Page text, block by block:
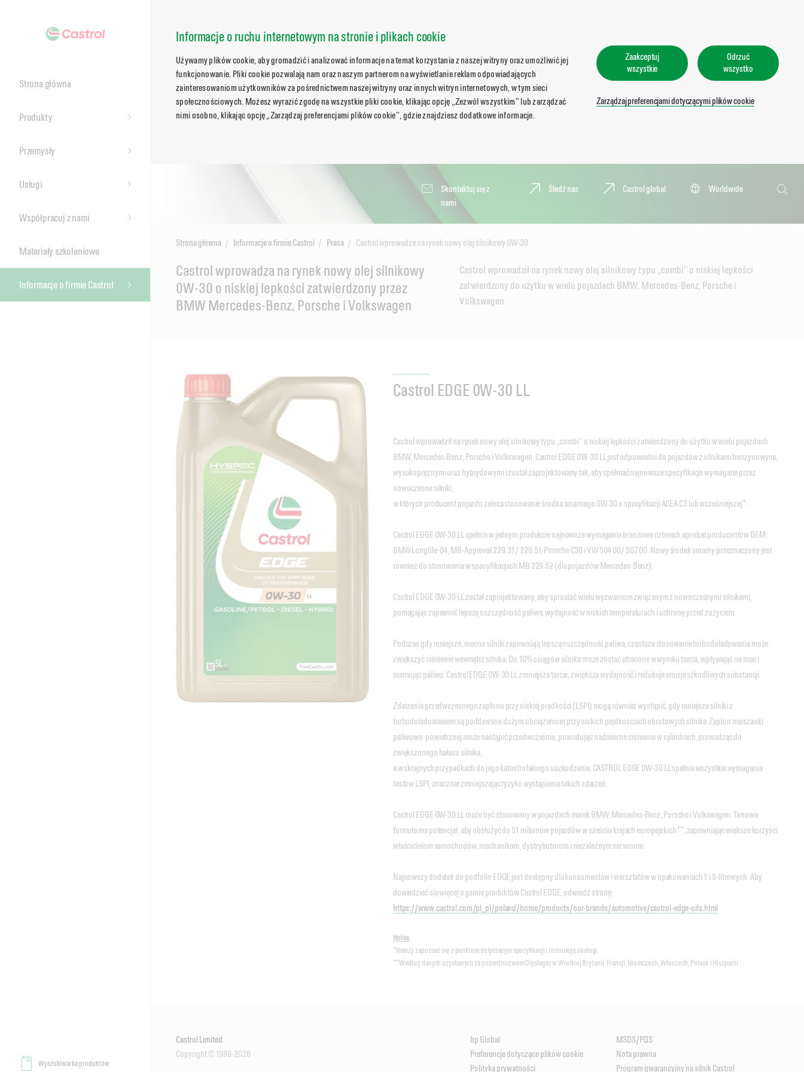
Informacje o ruchu internetowym na stronie i plikach cookie
Używamy plików cookie, aby gromadzić i analizować informacje na temat korzystania z naszej witryny oraz umożliwić jej
funkcjonowanie. Pliki cookie pozwalają nam oraz naszym partnerom na wyświetlanie reklam odpowiadających
zainteresowaniom użytkowników za pośrednictwem naszej witryny oraz innych witryn internetowych, w tym sieci
społecznościowych. Możesz wyrazić zgodę na wszystkie pliki cookie, klikając opcję „Zezwól wszystkim” lub zarządzać
nimi osobno, klikając opcję „Zarządzaj preferencjami plików cookie”, gdzie znajdziesz dodatkowe informacje.
Zaakceptuj
wszystkie
Odrzuć
wszystko
Zarządzaj preferencjami dotyczącymi plików cookie
Skontaktuj się z
nami
Śledź nas Castrol global
Worldwide
Wyszukaj
Strona główna
Produkty
Przemysły
Usługi
Współpracuj z nami
Materiały szkoleniowe
Informacje o firmie Castrol
Wyszukiwarka produktów
Strona główna Informacje o firmie Castrol Prasa Castrol wprowadza na rynek nowy olej silnikowy 0W-30
Content
Castrol wprowadza na rynek nowy olej silnikowy
0W-30 o niskiej lepkości zatwierdzony przez
BMW Mercedes-Benz, Porsche i Volkswagen
Castrol wprowadził na rynek nowy olej silnikowy typu „combi” o niskiej lepkości
zatwierdzony do użytku w wielu pojazdach BMW, Mercedes-Benz, Porsche i
Volkswagen.
Castrol EDGE 0W-30 LL
Castrol wprowadził na rynek nowy olej silnikowy typu „combi” o niskiej lepkości zatwierdzony do użytku w wielu pojazdach
BMW, Mercedes-Benz, Porsche i Volkswagen. Castrol EDGE 0W-30 LL jest odpowiedni do pojazdów z silnikami benzynowymi,
wysokoprężnymi oraz hybrydowymi i został zaprojektowany tak, aby spełniać najnowsze specyfikacje wymagane przez
nowoczesne silniki,
w których producent pojazdu zaleca stosowanie środka smarnego 0W-30 o specyfikacji ACEA C3 lub wcześniejszej*.
Castrol EDGE 0W-30 LL spełnia w jednym produkcie najnowsze wymagania branżowe czterech aprobat producentów OEM:
BMW Longlife-04, MB-Approval 229.31/ 229.51, Porsche C30 i VW 504 00/ 507 00. Nowy środek smarny przeznaczony jest
również do stosowania w specyfikacjach MB 229.52 (dla pojazdów Mercedes-Benz).
Castrol EDGE 0W-30 LL został zaprojektowany, aby sprostać wielu wyzwaniom związanym z nowoczesnymi silnikami,
pomagając zapewnić lepszą oszczędność paliwa, wydajność w niskich temperaturach i ochronę przed zużyciem.
Podczas gdy mniejsze, mocne silniki zapewniają lepszą oszczędność paliwa, częstsze stosowanie turbodoładowania może
zwiększyć ciśnienie wewnątrz silnika. Do 10% osiągów silnika może zostać utracone w wyniku tarcia, wpływając na moc i
marnując paliwo. Castrol EDGE 0W-30 LL zmniejsza tarcie, zwiększa wydajność i redukuje emisję szkodliwych substancji.
Zdarzenia przedwczesnego zapłonu przy niskiej prędkości (LSPI) mogą również wystąpić, gdy mniejsze silniki z
turbodoładowaniem są poddawane dużym obciążeniom przy niskich prędkościach obrotowych silnika. Zapłon mieszanki
paliwowo-powietrznej może nastąpić przedwcześnie, powodując nadmierne ciśnienie w cylindrach, prowadząc do
zwiększonego hałasu silnika,
a w skrajnych przypadkach do jego katastrofalnego uszkodzenia. CASTROL EDGE 0W-30 LL spełnia wszystkie wymagania
testów LSPI, znacznie zmniejszając ryzyko wystąpienia takich zdarzeń.
Castrol EDGE 0W-30 LL może być stosowany w pojazdach marek BMW, Mercedes-Benz, Porsche i Volkswagen. Ta nowa
formuła ma potencjał, aby obsłużyć do 51 milionów pojazdów w sześciu krajach europejskich**, zapewniając większe korzyści
właścicielom samochodów, mechanikom, dystrybutorom i niezależnym serwisom.
Najnowszy dodatek do portfolio EDGE jest dostępny dla konsumentów i warsztatów w opakowaniach 1 i 5-litrowych. Aby
dowiedzieć się więcej o gamie produktów Castrol EDGE, odwiedź stronę:
https://www.castrol.com/pl_pl/poland/home/products/our-brands/automotive/castrol-edge-oils.html
Notes
*Należy zapoznać się z punktem dotyczącym specyfikacji i instrukcją obsługi.
**Według danych uzyskanych za pośrednictwem Olyslager w Wielkiej Brytanii, Francji, Niemczech, Włoszech, Polsce i Hiszpanii
Castrol Limited
Copyright © 1999-2026
bp Global
MSDS/PDS
Preferencje dotyczące plików cookie
Nota prawna
Polityka prywatności
Program gwarancyjny na silnik Castrol